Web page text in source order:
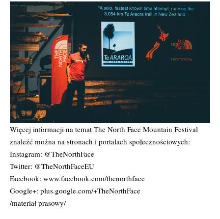
Więcej informacji na temat The North Face Mountain Festival
znaleźć można na stronach i portalach społecznościowych:
Instagram: @TheNorthFace
Twitter: @TheNorthFaceEU
Facebook: www.facebook.com/thenorthface
Google+: plus.google.com/+TheNorthFace
/materiał prasowy/